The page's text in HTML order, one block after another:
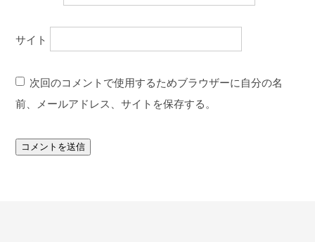
サイト
次回のコメントで使用するためブラウザーに自分の名
前、メールアドレス、サイトを保存する。